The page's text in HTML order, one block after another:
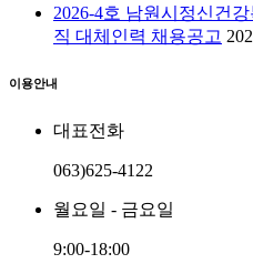
2026-4호 남원시정신건
직 대체인력 채용공고
이용안내
대표전화
063)625-4122
월요일 - 금요일
9:00-18:00